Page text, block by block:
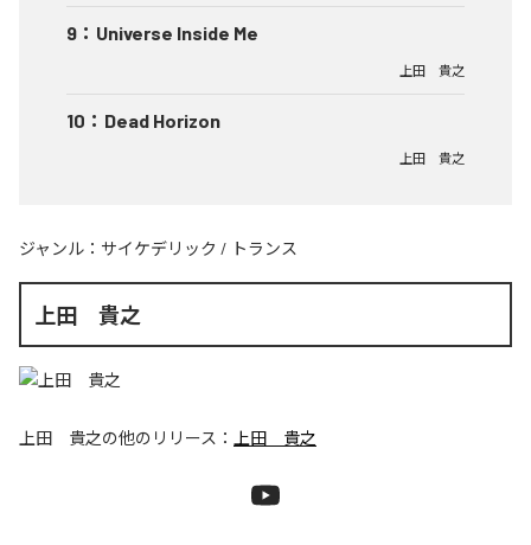
9 ： Universe Inside Me
上田 貴之
10 ： Dead Horizon
上田 貴之
ジャンル： サイケデリック / トランス
上田 貴之
上田 貴之の他のリリース： 上田 貴之